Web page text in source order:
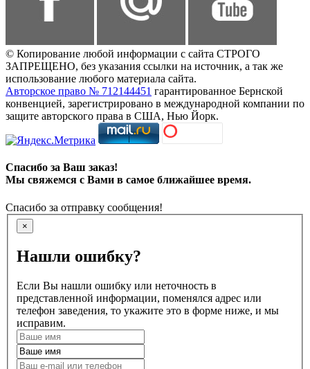
© Копирование любой информации с сайта СТРОГО
ЗАПРЕЩЕНО, без указания ссылки на источник, а так же
использование любого материала сайта.
Авторское право № 712144451 гарантированное Бернской
конвенцией, зарегистрировано в международной компании по
защите авторского права в США, Нью Йорк.
Спасибо за Ваш заказ!
Мы свяжемся с Вами в самое ближайшее время.
Спасибо за отправку сообщения!
×
Нашли ошибку?
Если Вы нашли ошибку или неточность в
представленной информации, поменялся адрес или
телефон заведения, то укажите это в форме ниже, и мы
исправим.